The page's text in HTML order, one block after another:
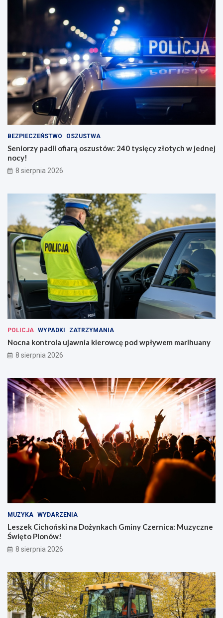
BEZPIECZEŃSTWO OSZUSTWA
Seniorzy padli ofiarą oszustów: 240 tysięcy złotych w jednej
nocy!
8 sierpnia 2026
POLICJA WYPADKI ZATRZYMANIA
Nocna kontrola ujawnia kierowcę pod wpływem marihuany
8 sierpnia 2026
MUZYKA WYDARZENIA
Leszek Cichoński na Dożynkach Gminy Czernica: Muzyczne
Święto Plonów!
8 sierpnia 2026